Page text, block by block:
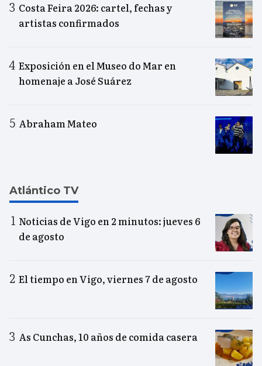
Costa Feira 2026: cartel, fechas y
artistas confirmados
Exposición en el Museo do Mar en
homenaje a José Suárez
Abraham Mateo
Atlántico TV
Noticias de Vigo en 2 minutos: jueves 6
de agosto
El tiempo en Vigo, viernes 7 de agosto
As Cunchas, 10 años de comida casera